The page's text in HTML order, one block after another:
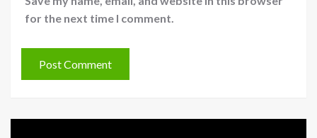
for the next time I comment.